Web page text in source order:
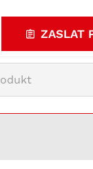
ZASLAT